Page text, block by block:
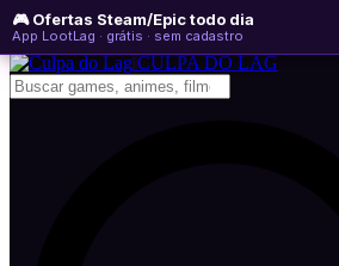
🎮 Ofertas Steam/Epic todo dia
App LootLag · grátis · sem cadastro
sábado, 08 de agosto de 2026 WhatsApp
Newsletter
CULPA DO LAG